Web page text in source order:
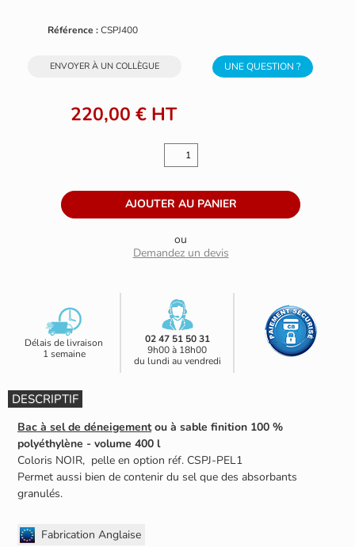
Référence : CSPJ400
UNE QUESTION ?
ENVOYER À UN COLLÈGUE
220,00 € HT
ou
Demandez un devis
Délais de livraison
1 semaine
02 47 51 50 31
9h00 à 18h00
du lundi au vendredi
DESCRIPTIF
Bac à sel de déneigementou à sable finition 100 %
polyéthylène - volume 400 l
Coloris NOIR, pelle en option réf. CSPJ-PEL1
Permet aussi bien de contenir du sel que des absorbants
granulés.
Fabrication Anglaise